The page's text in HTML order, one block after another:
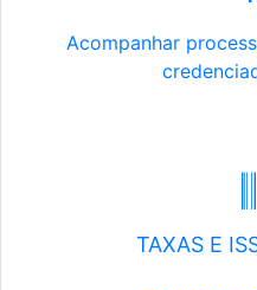
Acompanhar
TAXAS E